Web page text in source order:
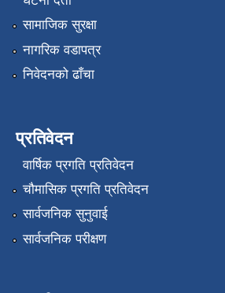
सामाजिक सुरक्षा
नागरिक वडापत्र
निवेदनको ढाँचा
प्रतिवेदन
वार्षिक प्रगति प्रतिवेदन
चौमासिक प्रगति प्रतिवेदन
सार्वजनिक सुनुवाई
सार्वजनिक परीक्षण